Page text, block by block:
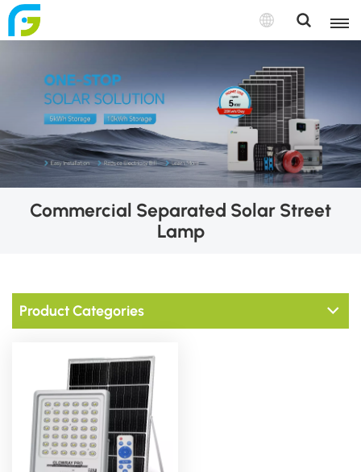
Commercial Separated Solar Street
Lamp
Product Categories